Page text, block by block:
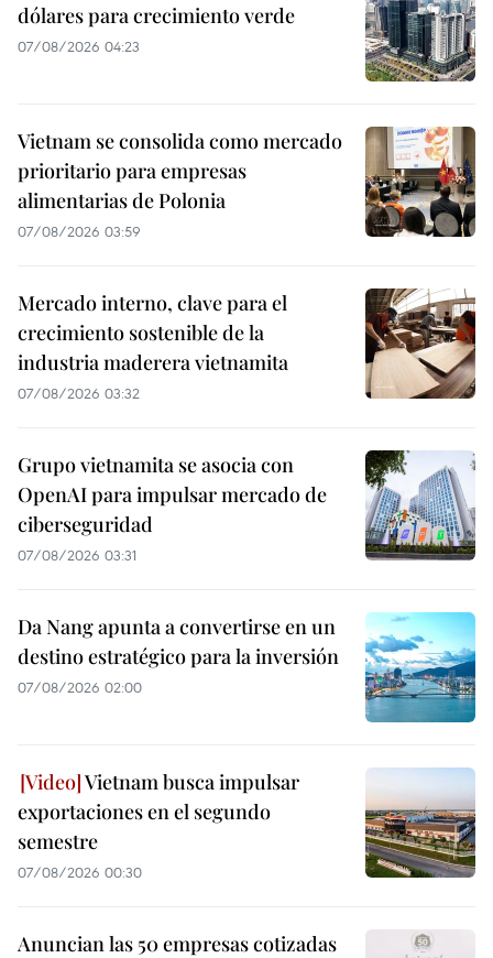
dólares para crecimiento verde
07/08/2026 04:23
Vietnam se consolida como mercado
prioritario para empresas
alimentarias de Polonia
07/08/2026 03:59
Mercado interno, clave para el
crecimiento sostenible de la
industria maderera vietnamita
07/08/2026 03:32
Grupo vietnamita se asocia con
OpenAI para impulsar mercado de
ciberseguridad
07/08/2026 03:31
Da Nang apunta a convertirse en un
destino estratégico para la inversión
07/08/2026 02:00
Vietnam busca impulsar
exportaciones en el segundo
semestre
07/08/2026 00:30
Anuncian las 50 empresas cotizadas